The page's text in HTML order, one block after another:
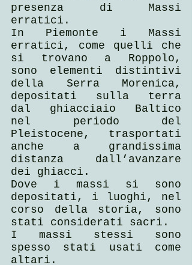
presenza di Massi
erratici.
In Piemonte i Massi
erratici, come quelli che
si trovano a Roppolo,
sono elementi distintivi
della Serra Morenica,
depositati sulla terra
dal ghiacciaio Baltico
nel periodo del
Pleistocene, trasportati
anche a grandissima
distanza dall’avanzare
dei ghiacci.
Dove i massi si sono
depositati, i luoghi, nel
corso della storia, sono
stati considerati sacri.
I massi stessi sono
spesso stati usati come
altari.